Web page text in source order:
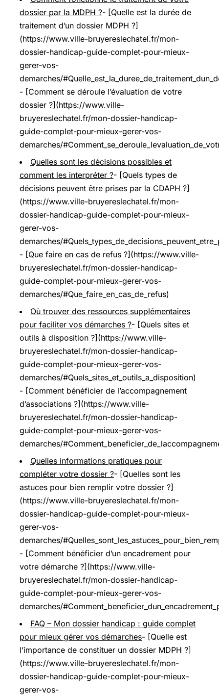
dossier par la MDPH ?- [Quelle est la durée de
traitement d’un dossier MDPH ?]
(https://www.ville-bruyereslechatel.fr/mon-
dossier-handicap-guide-complet-pour-mieux-
gerer-vos-
demarches/
- [Comment se déroule l’évaluation de votre
dossier ?](https://www.ville-
bruyereslechatel.fr/mon-dossier-handicap-
guide-complet-pour-mieux-gerer-vos-
demarches/
Quelles sont les décisions possibles et
comment les interpréter ?- [Quels types de
décisions peuvent être prises par la CDAPH ?]
(https://www.ville-bruyereslechatel.fr/mon-
dossier-handicap-guide-complet-pour-mieux-
gerer-vos-
demarches/
- [Que faire en cas de refus ?](https://www.ville-
bruyereslechatel.fr/mon-dossier-handicap-
guide-complet-pour-mieux-gerer-vos-
demarches/#Que_faire_en_cas_de_refus)
Où trouver des ressources supplémentaires
pour faciliter vos démarches ?- [Quels sites et
outils à disposition ?](https://www.ville-
bruyereslechatel.fr/mon-dossier-handicap-
guide-complet-pour-mieux-gerer-vos-
demarches/#Quels_sites_et_outils_a_disposition)
- [Comment bénéficier de l’accompagnement
d’associations ?](https://www.ville-
bruyereslechatel.fr/mon-dossier-handicap-
guide-complet-pour-mieux-gerer-vos-
demarches/
Quelles informations pratiques pour
compléter votre dossier ?- [Quelles sont les
astuces pour bien remplir votre dossier ?]
(https://www.ville-bruyereslechatel.fr/mon-
dossier-handicap-guide-complet-pour-mieux-
gerer-vos-
demarches/
- [Comment bénéficier d’un encadrement pour
votre démarche ?](https://www.ville-
bruyereslechatel.fr/mon-dossier-handicap-
guide-complet-pour-mieux-gerer-vos-
demarches/
FAQ – Mon dossier handicap : guide complet
pour mieux gérer vos démarches- [Quelle est
l’importance de constituer un dossier MDPH ?]
(https://www.ville-bruyereslechatel.fr/mon-
dossier-handicap-guide-complet-pour-mieux-
gerer-vos-